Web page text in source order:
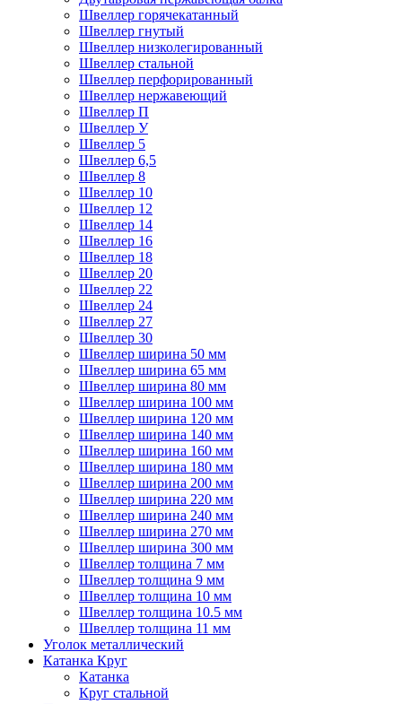
Швеллер горячекатанный
Швеллер гнутый
Швеллер низколегированный
Швеллер стальной
Швеллер перфорированный
Швеллер нержавеющий
Швеллер П
Швеллер У
Швеллер 5
Швеллер 6,5
Швеллер 8
Швеллер 10
Швеллер 12
Швеллер 14
Швеллер 16
Швеллер 18
Швеллер 20
Швеллер 22
Швеллер 24
Швеллер 27
Швеллер 30
Швеллер ширина 50 мм
Швеллер ширина 65 мм
Швеллер ширина 80 мм
Швеллер ширина 100 мм
Швеллер ширина 120 мм
Швеллер ширина 140 мм
Швеллер ширина 160 мм
Швеллер ширина 180 мм
Швеллер ширина 200 мм
Швеллер ширина 220 мм
Швеллер ширина 240 мм
Швеллер ширина 270 мм
Швеллер ширина 300 мм
Швеллер толщина 7 мм
Швеллер толщина 9 мм
Швеллер толщина 10 мм
Швеллер толщина 10.5 мм
Швеллер толщина 11 мм
Уголок металлический
Катанка Круг
Катанка
Круг стальной